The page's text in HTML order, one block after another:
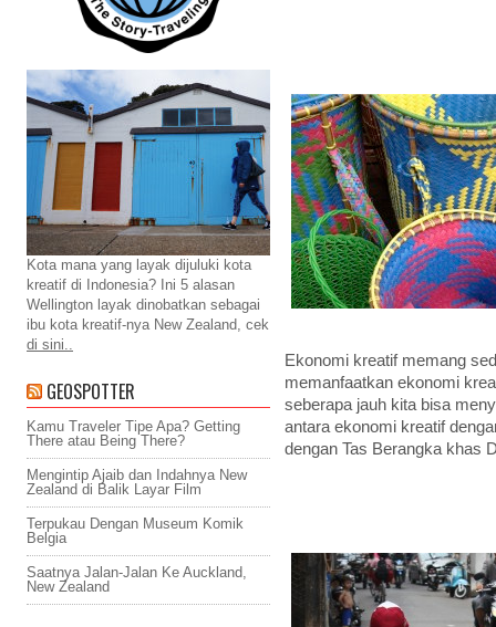
Ekonomi kreatif memang
memanfaatkan ekonomi
seberapa jauh kita bisa
antara ekonomi kreatif
dengan Tas Berangka khas
Kota mana yang layak dijuluki kota
kreatif di Indonesia? Ini 5 alasan
Wellington layak dinobatkan sebagai
ibu kota kreatif-nya New Zealand, cek
di sini..
GEOSPOTTER
Kamu Traveler Tipe Apa? Getting
There atau Being There?
Mengintip Ajaib dan Indahnya New
Zealand di Balik Layar Film
Terpukau Dengan Museum Komik
Belgia
Saatnya Jalan-Jalan Ke Auckland,
New Zealand